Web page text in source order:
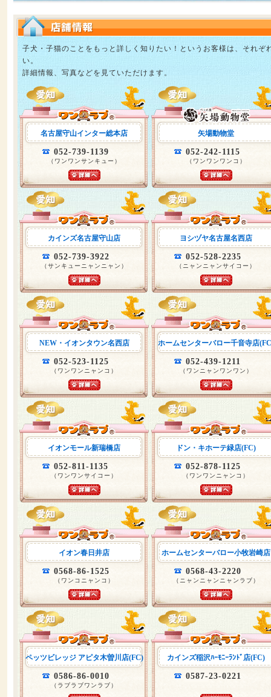
子犬・子猫のことをもっと詳しく知りたい！というお客様は、それぞ
い。
詳細情報、写真などを見ていただけます。
名古屋守山インター総本店
052-739-1139
（ワンワンサンキュー）
矢場動物堂
052-242-1115
（ワンワンワンコ）
カインズ名古屋守山店
052-739-3922
（サンキューニャンニャン）
ヨシヅヤ名古屋名西店
052-528-2235
（ニャンニャンサイコー）
NEW・イオンタウン名西店
052-523-1125
（ワンワンニャンコ）
ホームセンターバロー千音寺店
052-439-1211
（ワンニャンワンワン）
イオンモール新瑞橋店
052-811-1135
（ワンワンサイコー）
ドン・キホーテ緑店(FC)
052-878-1125
（ワンワンニャンコ）
イオン春日井店
0568-86-1525
（ワンコニャンコ）
ホームセンターバロー小牧岩崎店
0568-43-2220
（ニャンニャンニャンラブ）
ペッツビレッジ アピタ木曽川店(FC)
0586-86-0010
（ラブラブワンラブ）
カインズ稲沢ﾊｰﾓﾆｰﾗﾝﾄﾞ店(FC)
0587-23-0221